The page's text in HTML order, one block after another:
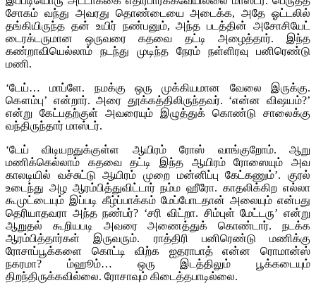
சோகம் வந்து அவரது தொண்டையை அடைக்க, அதே ஓட்டலில்
தங்கியிருந்த தன் உயிர் நண்பனும், அந்த படத்தின் அசோசியேட்
டைரக்டருமான ஒருவரை கதவை தட்டி அழைத்தார். இந்த
கண்றாவியெல்லாம் நடந்து முடிந்த நேரம் நள்ளிரவு பனிரெண்டு
மணி.
‘டேய்… மாப்ளே. நமக்கு ஒரு முக்கியமான வேலை இருக்கு.
கௌம்பு’ என்றார். அரை தூக்கத்திலிருந்தவர். ‘என்ன விஷயம்?’
என்று கேட்பதற்குள் அவரையும் இழுத்துக் கொண்டு சாலைக்கு
வந்திருந்தார் மாஸ்டர்.
‘டேய் விடியறதுக்குள்ள ஆயிரம் ரோஸ் வாங்குறோம். ஆறு
மணிக்கெல்லாம் கதவை தட்டி இந்த ஆயிரம் ரோஸையும் அவ
காலடியில் வச்சுட்டு ஆயிரம் முறை மன்னிப்பு கேட்கணும்’. குரல்
உடைந்து அழ ஆரம்பித்துவிட்டார் நம்ம ஹீரோ. காதலிக்கிற எல்லா
கூமுட்டையும் இப்படி கீழ்ப்பாக்கம் மேப்போடதான் அலையும் என்பது
தெரியாதவரா அந்த நண்பர்? ‘சரி விட்றா. சிம்புள் மேட்டரு’ என்று
ஆறுதல் கூறியபடி அவரை அணைத்துக் கொண்டார். நடக்க
ஆரம்பித்தார்கள் இருவரும். ராத்திரி பனிரெண்டு மணிக்கு
ரோசாப்பூக்களை கொட்டி விற்க ஐதராபாத் என்ன ரொமான்ஸ்
நகரமா? ம்ஹூம்… ஒரு இடத்திலும் பூக்கடையும்
திறந்திருக்கவில்லை. ரோசாவும் கிடைத்தபாடில்லை.